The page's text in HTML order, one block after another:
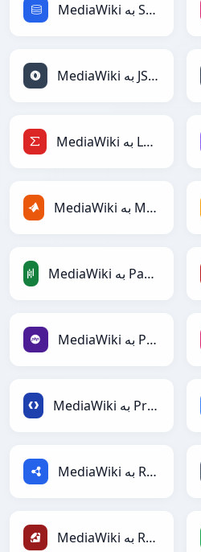
MediaWiki به SQL
MediaWiki به JSON
MediaWiki به LaTeX
MediaWiki به MATLAB
MediaWiki به PandasDataFrame
MediaWiki به PHP
MediaWiki به Protobuf
MediaWiki به RDF
MediaWiki به Ruby